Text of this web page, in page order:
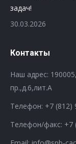
задач!
30.03.2026
Контакты
Наш адрес:
пр.,д.6,лит.А
Телефон: +7 (812)
Телефон/факс: +7